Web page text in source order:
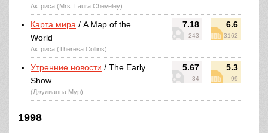
Актриса (Mrs. Laura Cheveley)
7.18
243
6.6
3162
Карта мира / A Map of the
World
Актриса (Theresa Collins)
5.67
34
5.3
99
Утренние новости / The Early
Show
(Джулианна Мур)
1998